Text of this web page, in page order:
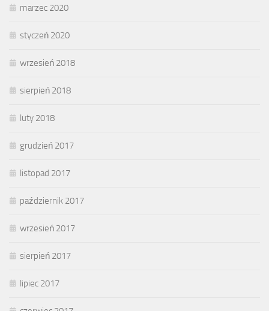
marzec 2020
styczeń 2020
wrzesień 2018
sierpień 2018
luty 2018
grudzień 2017
listopad 2017
październik 2017
wrzesień 2017
sierpień 2017
lipiec 2017